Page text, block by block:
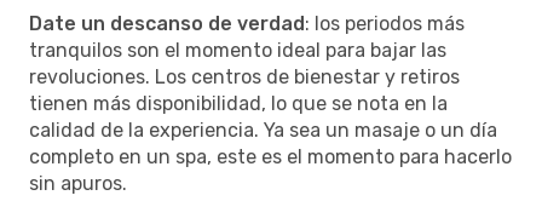
Date un descanso de verdad: los periodos más
tranquilos son el momento ideal para bajar las
revoluciones. Los centros de bienestar y retiros
tienen más disponibilidad, lo que se nota en la
calidad de la experiencia. Ya sea un masaje o un día
completo en un spa, este es el momento para hacerlo
sin apuros.